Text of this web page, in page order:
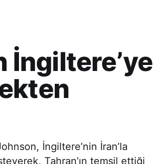
İngiltere’ye
İngiltere’nin İran’la
Tahran’ın temsil ettiği